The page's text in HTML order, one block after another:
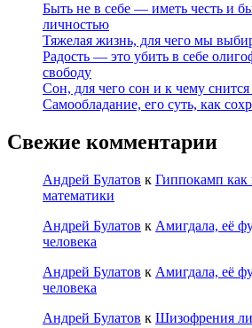
Быть не в себе — иметь честь и
личностью
Тяжелая жизнь, для чего мы
Радость — это убить в себе
свободу
Сон, для чего сон и к чему снится
Самообладание, его суть, как
Свежие комментарии
Андрей Булатов к Гиппокамп как
математики
Андрей Булатов к Амигдала, её
человека
Андрей Булатов к Амигдала, её
человека
Андрей Булатов к Шизофрения